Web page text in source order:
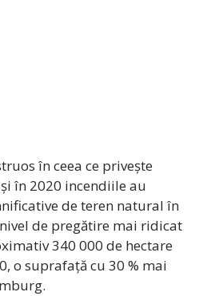
în ceea ce privește
în 2020 incendiile au
de teren natural în
de pregătire mai ridicat
340 000 de hectare
o suprafață cu 30 % mai